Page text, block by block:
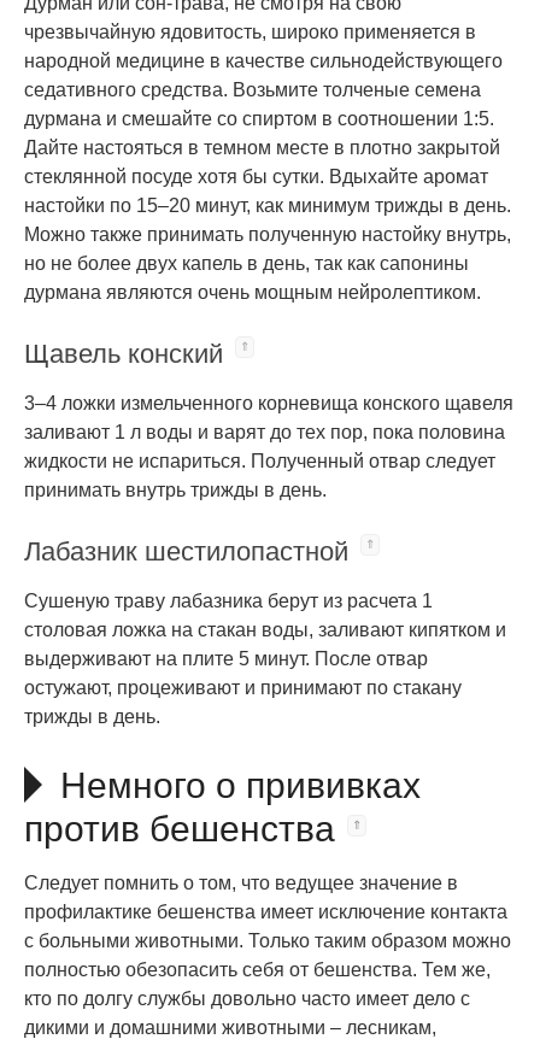
чрезвычайную ядовитость, широко применяется в
народной медицине в качестве сильнодействующего
седативного средства. Возьмите толченые семена
дурмана и смешайте со спиртом в соотношении 1:5.
Дайте настояться в темном месте в плотно закрытой
стеклянной посуде хотя бы сутки. Вдыхайте аромат
настойки по 15–20 минут, как минимум трижды в день.
Можно также принимать полученную настойку внутрь,
но не более двух капель в день, так как сапонины
дурмана являются очень мощным нейролептиком.
Щавель конский
3–4 ложки измельченного корневища конского щавеля
заливают 1 л воды и варят до тех пор, пока половина
жидкости не испариться. Полученный отвар следует
принимать внутрь трижды в день.
Лабазник шестилопастной
Сушеную траву лабазника берут из расчета 1
столовая ложка на стакан воды, заливают кипятком и
выдерживают на плите 5 минут. После отвар
остужают, процеживают и принимают по стакану
трижды в день.
Немного о прививках
против бешенства
Следует помнить о том, что ведущее значение в
профилактике бешенства имеет исключение контакта
с больными животными. Только таким образом можно
полностью обезопасить себя от бешенства. Тем же,
кто по долгу службы довольно часто имеет дело с
дикими и домашними животными – лесникам,